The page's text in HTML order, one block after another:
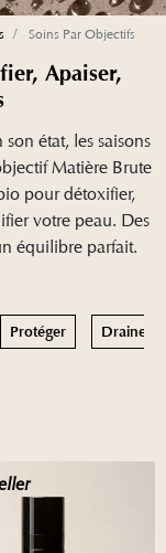
Soins Par Objectifs
Apaiser,
état, les saisons
Matière Brute
pour détoxifier,
votre peau. Des
équilibre parfait.
Protéger Drainer